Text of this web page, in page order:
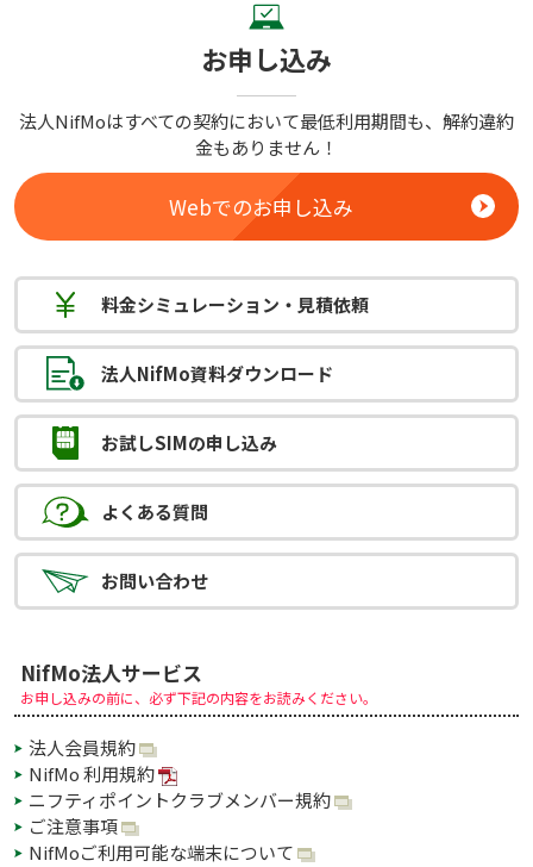
お申し込み
法人NifMoはすべての契約において最低利用期間も、解約違約
金もありません！
Webでのお申し込み
料金シミュレーション ・見積依頼
法人NifMo資料ダウンロード
お試しSIMの申し込み
よくある質問
お問い合わせ
NifMo法人サービス
お申し込みの前に、必ず下記の内容をお読みください。
法人会員規約
NifMo 利用規約
ニフティポイントクラブメンバー規約
ご注意事項
NifMoご利用可能な端末について